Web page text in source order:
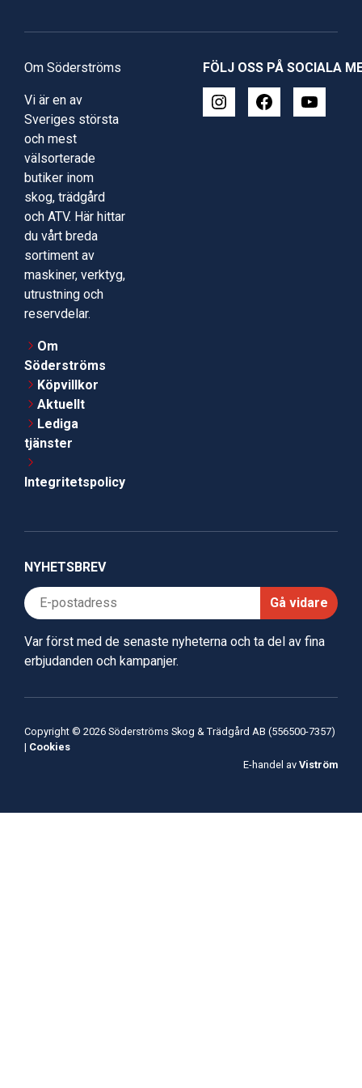
Om Söderströms
Vi är en av
Sveriges största
och mest
välsorterade
butiker inom
skog, trädgård
och ATV. Här hittar
du vårt breda
sortiment av
maskiner, verktyg,
utrustning och
reservdelar.
Om
Söderströms
Köpvillkor
Aktuellt
Lediga
tjänster
Integritetspolicy
FÖLJ OSS PÅ SOCIALA
NYHETSBREV
Gå vidare
Var först med de senaste nyheterna och ta del av fina
erbjudanden och kampanjer.
Copyright © 2026 Söderströms Skog & Trädgård AB (556500-7357)
| Cookies
E-handel av Viström